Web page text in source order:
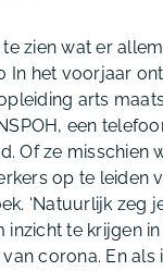
te zien wat er
In het voorjaar
arts
een
Of ze misschien
op te leiden
‘Natuurlijk zeg
inzicht te krijgen
corona. En als